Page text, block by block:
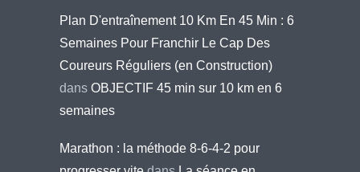
Plan D'entraînement 10 Km En 45 Min : 6
Semaines Pour Franchir Le Cap Des
Coureurs Réguliers (en Construction)
dans OBJECTIF 45 min sur 10 km en 6
semaines
Marathon : la méthode 8-6-4-2 pour